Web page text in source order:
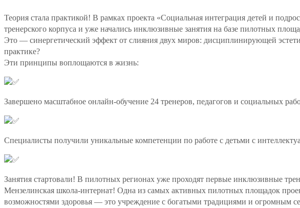
Теория стала практикой! В рамках проекта «Социальная интеграция детей и
тренерского корпуса и уже начались инклюзивные занятия на базе пилотных
Это — синергетический эффект от слияния двух миров: дисциплинирующей
практике?
Эти принципы воплощаются в жизнь:
Завершено масштабное онлайн-обучение 24 тренеров, педагогов и социальных
Специалисты получили уникальные компетенции по работе с детьми с
Занятия стартовали! В пилотных регионах уже проходят первые инклюзивные
Мензелинская школа-интернат! Одна из самых активных пилотных площадок
возможностями здоровья — это учреждение с богатыми традициями и огромным